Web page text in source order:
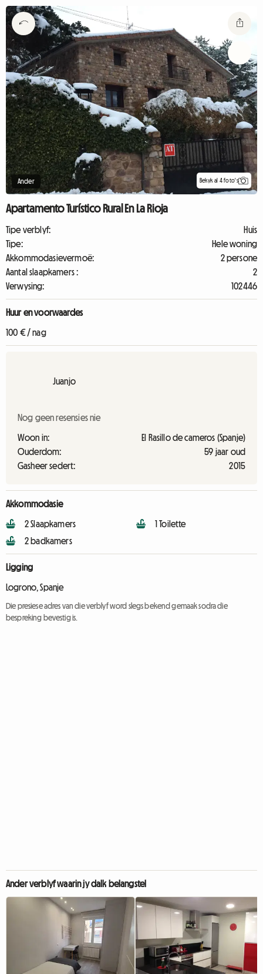
Ander Bekyk al 4 foto's
Apartamento Turístico Rural En La Rioja
Tipe verblyf:
Huis
Tipe:
Hele woning
Akkommodasievermoë:
2 persone
Aantal slaapkamers :
2
Verwysing:
102446
Huur en voorwaardes
100 € / nag
Juanjo
Nog geen resensies nie
Woon in:
El Rasillo de cameros (Spanje)
Ouderdom:
59 jaar oud
Gasheer sedert:
2015
Akkommodasie
2 Slaapkamers
2 badkamers
1 Toilette
Ligging
Logrono, Spanje
Die presiese adres van die verblyf word slegs bekend gemaak sodra die
bespreking bevestig is.
Ander verblyf waarin jy dalk belangstel